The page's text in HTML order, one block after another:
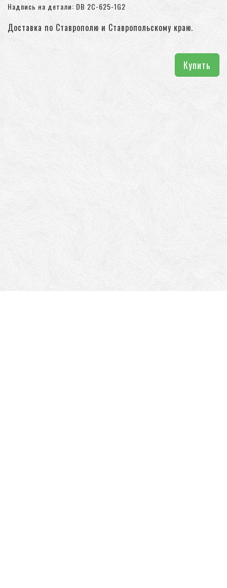
Надпись на детали: DB 2C-625-1G2
Доставка по Ставрополю и Ставропольскому краю.
Купить